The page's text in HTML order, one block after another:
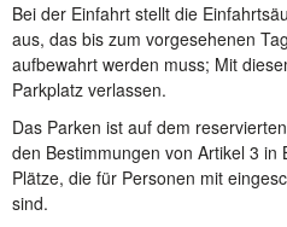
Bei der Einfahrt stellt die
aus, das bis zum vorgesehenen
aufbewahrt werden muss; Mit
Parkplatz verlassen.
Das Parken ist auf dem
den Bestimmungen von Artikel 3 in
Plätze, die für Personen mit
sind.